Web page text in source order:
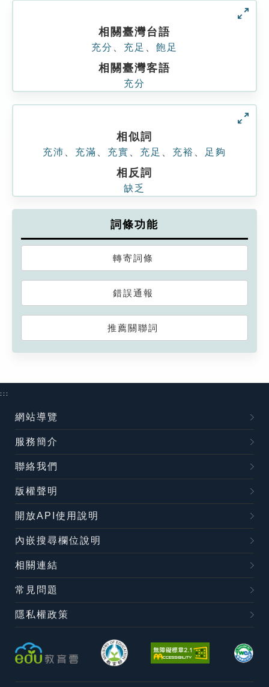
相關臺灣台語
充分 充足 飽足
相關臺灣客語
充分
相似詞
充沛 充滿 充實 充足 充裕 足夠
相反詞
缺乏
詞條功能
轉寄詞條
錯誤通報
推薦關聯詞
:::
網站導覽
服務簡介
聯絡我們
版權聲明
開放API使用說明
內嵌搜尋欄位說明
相關連結
常見問題
隱私權政策